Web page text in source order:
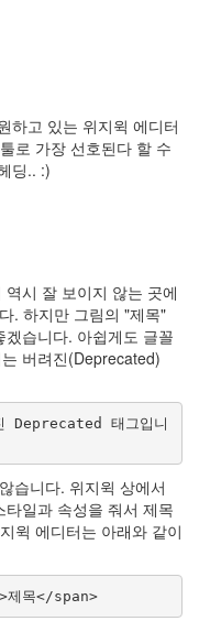
하고 있는 위지윅 에디터
로 가장 선호된다 할 수
딩.. :)
시 잘 보이지 않는 곳에
. 하지만 그림의 제목
습니다. 아쉽게도 글꼴
버려진(Deprecated)
태그입니
습니다. 위지윅 상에서
일과 속성을 줘서 제목
윅 에디터는 아래와 같이
목</span>